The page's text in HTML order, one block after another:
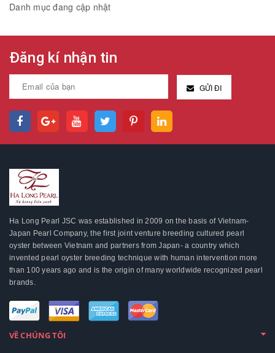
Danh mục đang cập nhật
Đăng kí nhận tin
GỬI ĐI
Ha Long Pearl JSC was established in 2009 on the basis of Vietnam-
Japan Pearl Company, the first joint venture breeding cultured pearl
oyster between Vietnam and partners from Japan- a country which
invented pearl oyster breeding technique with human intervention more
than 100 years ago and is the origin of many worldwide recognized pearl
brands.
VỀ CHÚNG TÔI